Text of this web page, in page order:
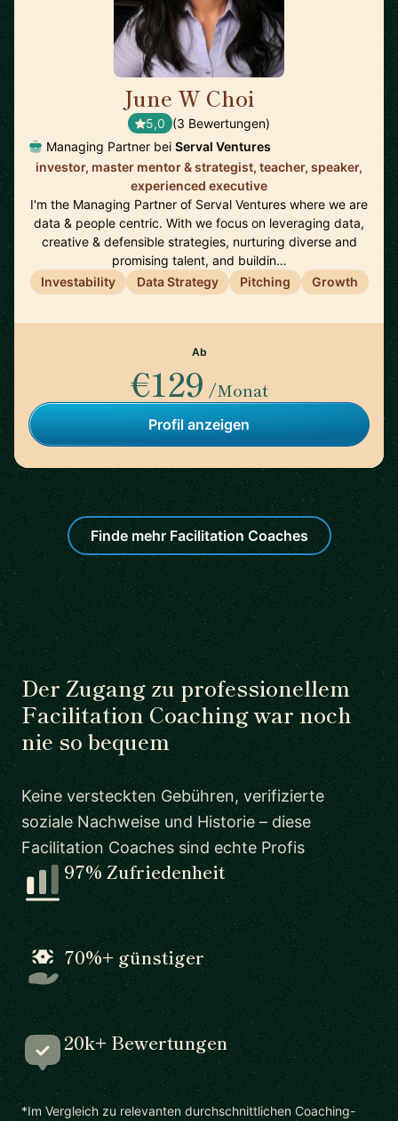
June W Choi
5,0 (3 Bewertungen)
Managing Partner bei Serval Ventures
investor, master mentor & strategist, teacher, speaker,
experienced executive
I'm the Managing Partner of Serval Ventures where we are
data & people centric. With we focus on leveraging data,
creative & defensible strategies, nurturing diverse and
promising talent, and buildin…
Investability
Data Strategy Pitching Growth
Ab
€129 /Monat
Profil anzeigen
Finde mehr Facilitation Coaches
Der Zugang zu professionellem
Facilitation Coaching war noch
nie so bequem
Keine versteckten Gebühren, verifizierte
soziale Nachweise und Historie – diese
Facilitation Coaches sind echte Profis
97% Zufriedenheit
70%+ günstiger
20k+ Bewertungen
*Im Vergleich zu relevanten durchschnittlichen Coaching-